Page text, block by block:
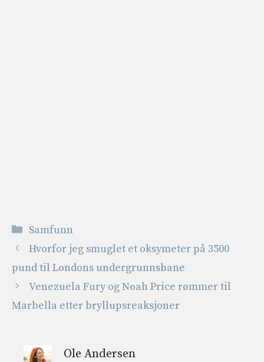
Kategorier
Samfunn
Hvorfor jeg smuglet et oksymeter på 3500
pund til Londons undergrunnsbane
Venezuela Fury og Noah Price rømmer til
Marbella etter bryllupsreaksjoner
Ole Andersen